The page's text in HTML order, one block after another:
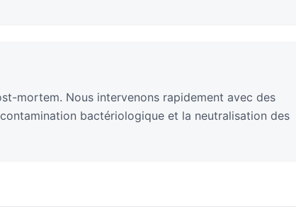
mortem. Nous intervenons rapidement avec des
bactériologique et la neutralisation des